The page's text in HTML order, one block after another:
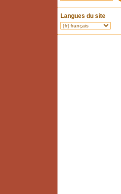
Langues du site